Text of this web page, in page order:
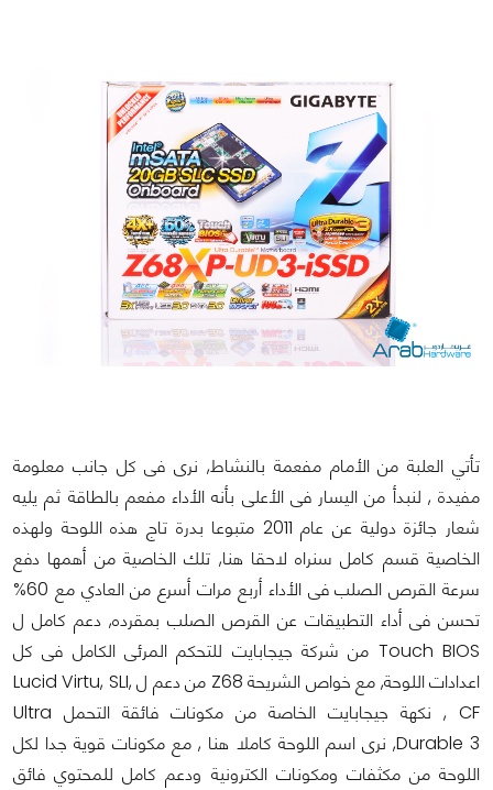
تأتي العلبة من الأمام مفعمة بالنشاط, نرى فى كل جانب معلومة
مفيدة , لنبدأ من اليسار فى الأعلى بأنه الأداء مفعم بالطاقة ثم يليه
شعار جائزة دولية عن عام 2011 متبوعا بدرة تاج هذه اللوحة ولهذه
الخاصية قسم كامل سنراه لاحقا هنا, تلك الخاصية من أهمها دفع
سرعة القرص الصلب فى الأداء أربع مرات أسرع من العادي مع 60%
تحسن فى أداء التطبيقات عن القرص الصلب بمقرده, دعم كامل ل
Touch BIOS من شركة جيجابايت للتحكم المرئى الكامل فى كل
اعدادات اللوحة, مع خواص الشريحة Z68 من دعم ل Lucid Virtu, SLI,
CF , نكهة جيجابايت الخاصة من مكونات فائقة التحمل Ultra
Durable 3, نرى اسم اللوحة كاملا هنا , مع مكونات قوية جدا لكل
اللوحة من مكثفات ومكونات الكترونية ودعم كامل للمحتوي فائق